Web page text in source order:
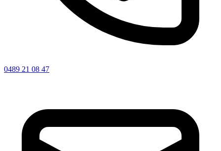
0489 21 08 47